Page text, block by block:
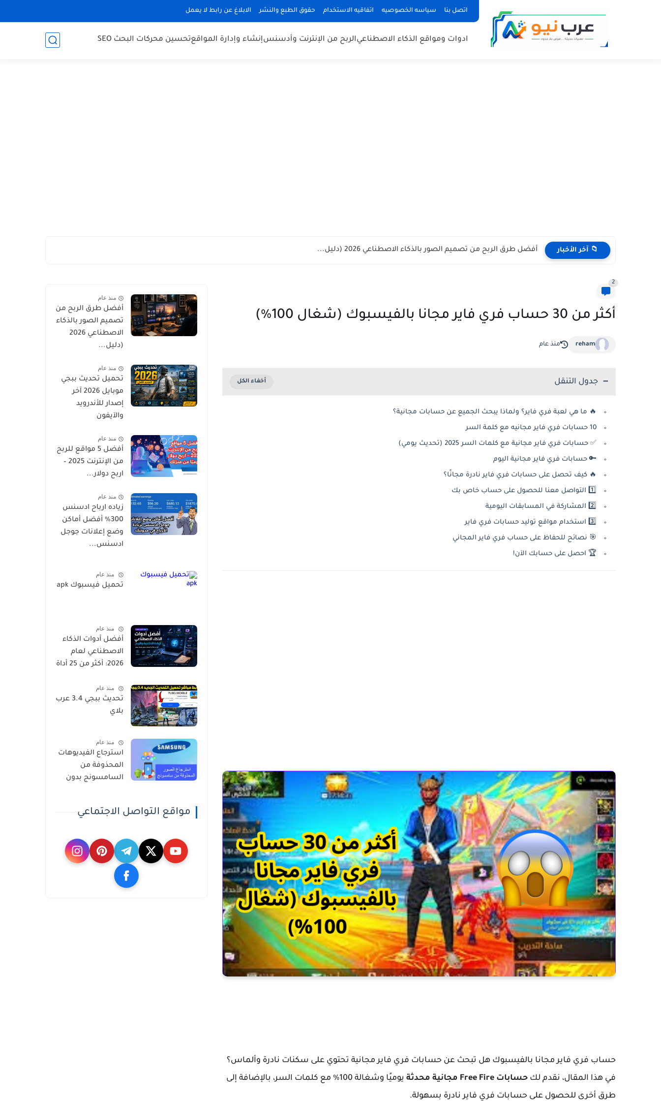
اتصل بنا سياسه الخصوصيه اتفاقيه الاستخدام حقوق الطبع والنشر الابلاغ عن رابط لا يعمل
ادوات ومواقع الذكاء الاصطناعيالربح من الإنترنت وأدسنسإنشاء وإدارة المواقعتحسين محركات البحث SEO
📁 آخر الأخبار أفضل طرق الربح من تصميم الصور بالذكاء الاصطناعي 2026 (دليل...
2
أكثر من 30 حساب فري فاير مجانا بالفيسبوك (شغال 100%)
reham منذ عام
جدول التنقل
🔥 ما هي لعبة فري فاير؟ ولماذا يبحث الجميع عن حسابات مجانية؟
10 حسابات فري فاير مجانيه مع كلمة السر
✅ حسابات فري فاير مجانية مع كلمات السر 2025 (تحديث يومي)
🔑 حسابات فري فاير مجانية اليوم
🔥 كيف تحصل على حسابات فري فاير نادرة مجانًا؟
1️⃣ التواصل معنا للحصول على حساب خاص بك
2️⃣ المشاركة في المسابقات اليومية
3️⃣ استخدام مواقع توليد حسابات فري فاير
🎯 نصائح للحفاظ على حساب فري فاير المجاني
🏆 احصل على حسابك الآن!
حساب فري فاير مجانا بالفيسبوك هل تبحث عن حسابات فري فاير مجانية تحتوي على سكنات نادرة وألماس؟
في هذا المقال، نقدم لك حسابات Free Fire مجانية محدثة
يوميًا وشغالة 100% مع كلمات السر، بالإضافة إلى
طرق أخرى للحصول على حسابات فري فاير نادرة بسهولة.
منذ عام
أفضل طرق الربح من
تصميم الصور بالذكاء
الاصطناعي 2026
(دليل...
منذ عام
تحميل تحديث ببجي
موبايل 2026 آخر
إصدار للأندرويد
والآيفون
منذ عام
أفضل 5 مواقع للربح
من الإنترنت 2025 –
اربح دولار...
منذ عام
زياده ارباح ادسنس
300% أفضل أماكن
وضع إعلانات جوجل
ادسنس...
منذ عام
تحميل فيسبوك apk
منذ عام
أفضل أدوات الذكاء
الاصطناعي لعام
2026: أكثر من 25 أداة
أرباحك
منذ عام
تحديث ببجي 3.4 عرب
بلاي
منذ عام
استرجاع الفيديوهات
المحذوفة من
السامسونج بدون
مواقع التواصل الاجتماعي